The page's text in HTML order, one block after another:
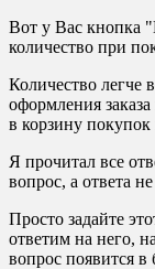
Вот у Вас кнопка
количество при
Количество легче
оформления
в корзину
Я прочитал все
вопрос, а ответа
Просто задайте
ответим на него,
вопрос появится в